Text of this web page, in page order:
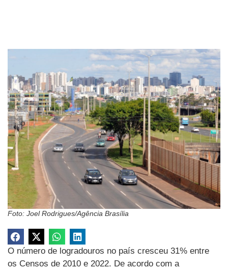
Foto: Joel Rodrigues/Agência Brasília
O número de logradouros no país cresceu 31% entre
os Censos de 2010 e 2022. De acordo com a